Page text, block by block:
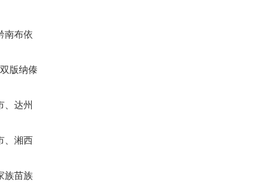
南布依
版纳傣
、达州
、湘西
族苗族